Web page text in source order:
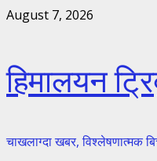
Skip
August 7, 2026
हिमालयन
चाखलाग्दा खबर, विश्लेषणात्मक